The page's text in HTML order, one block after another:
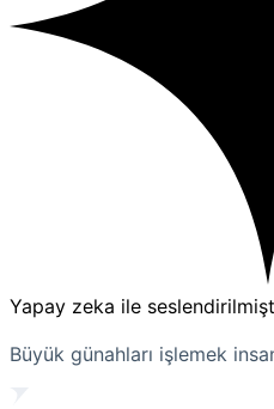
Yapay zeka ile
Büyük günahları işlemek